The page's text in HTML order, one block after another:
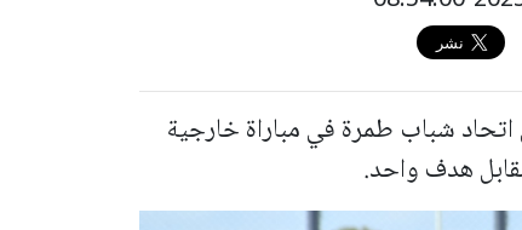
اتحاد شباب طمرة في مباراة خارجية
هدف واحد.